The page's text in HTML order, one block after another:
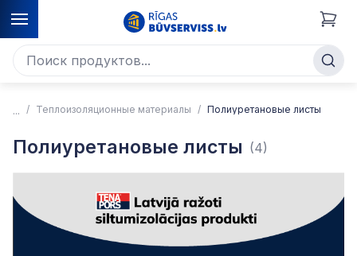
Теплоизоляционные материалы Полиуретановые листы
Полиуретановые листы (4)